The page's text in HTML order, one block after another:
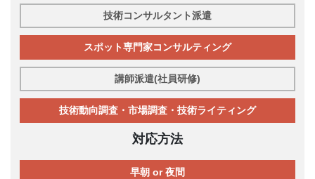
技術コンサルタント派遣
スポット専門家コンサルティング
講師派遣(社員研修)
技術動向調査・市場調査・技術ライティング
対応方法
早朝 or 夜間